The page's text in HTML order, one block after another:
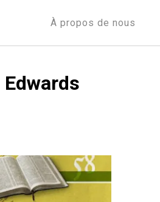
À propos de nous